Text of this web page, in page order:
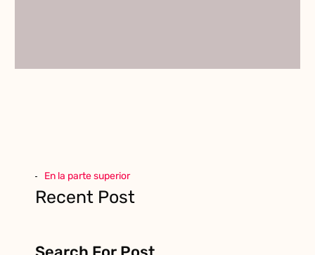
En la parte superior
Recent Post